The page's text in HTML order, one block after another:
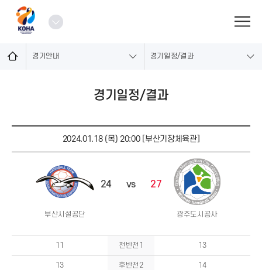
열
경기안내 경기일정/결과
경기일정/결과
2024.01.18 (목) 20:00 [부산기장체육관]
부산시설공단
24 vs 27
광주도시공사
11 전반전1 13
13 후반전2 14